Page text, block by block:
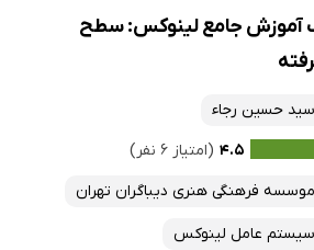
آموزش جامع لینوکس: سطح
سید حسین رجاء
۴.۵ (امتیاز ۶ نفر)
موسسه فرهنگی هنری دیباگران تهران
سیستم عامل لینوکس